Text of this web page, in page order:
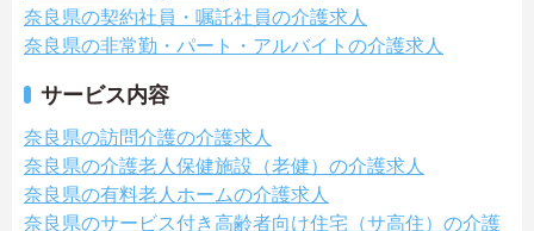
奈良県の契約社員・嘱託社員の介護求人
奈良県の非常勤・パート・アルバイトの介護求人
サービス内容
奈良県の訪問介護の介護求人
奈良県の介護老人保健施設（老健）の介護求人
奈良県の有料老人ホームの介護求人
奈良県のサービス付き高齢者向け住宅（サ高住）の介護